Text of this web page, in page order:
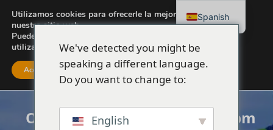
Orden - May 31, 2024 @ 8:54 pm
We've detected you might be
speaking a different language.
Do you want to change to:
English
Utilizamos cookies para ofrecerle la mejor experiencia en
nuestro sitio web.
Puede obtener más información sobre las cookies que
utilizamos o desactivarlas enconfiguración.
Acepte Ajustes
Spanish